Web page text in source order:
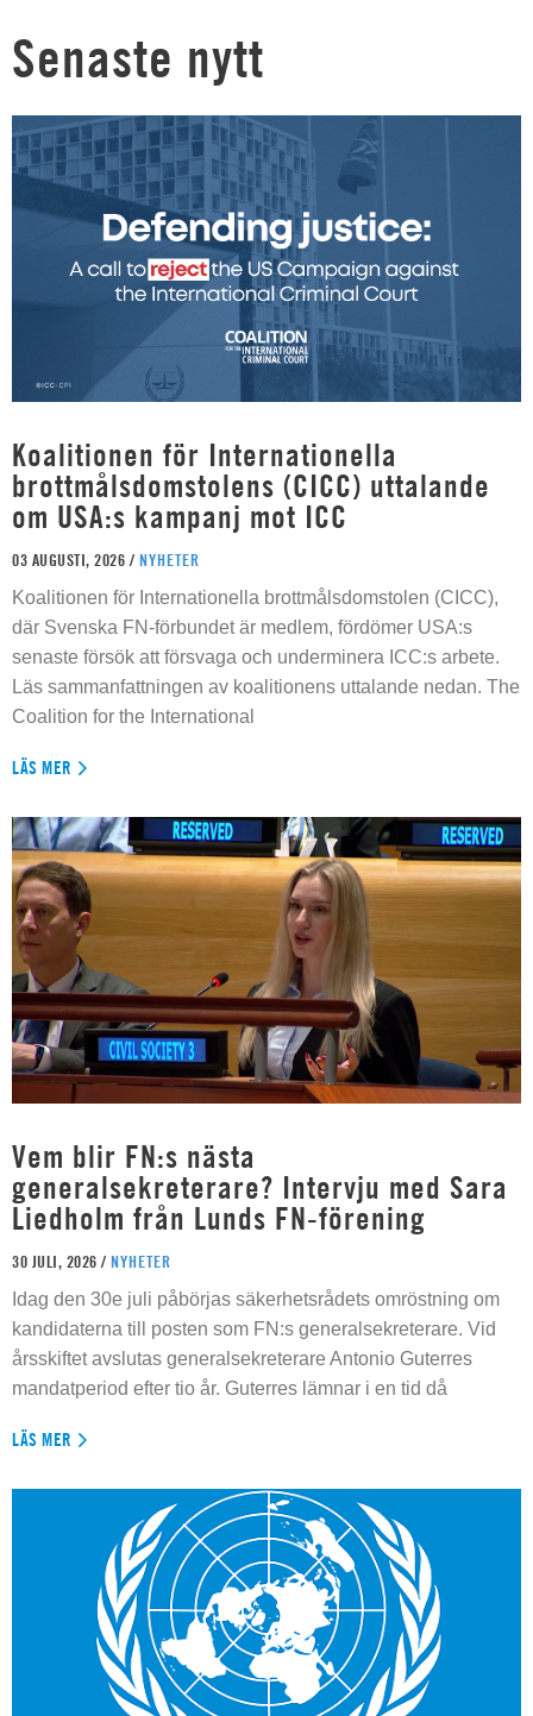
Senaste nytt
Koalitionen för Internationella
brottmålsdomstolens (CICC) uttalande
om USA:s kampanj mot ICC
03 AUGUSTI, 2026 / NYHETER
Koalitionen för Internationella brottmålsdomstolen (CICC),
där Svenska FN-förbundet är medlem, fördömer USA:s
senaste försök att försvaga och underminera ICC:s arbete.
Läs sammanfattningen av koalitionens uttalande nedan. The
Coalition for the International
LÄS MER
Vem blir FN:s nästa
generalsekreterare? Intervju med Sara
Liedholm från Lunds FN-förening
30 JULI, 2026 / NYHETER
Idag den 30e juli påbörjas säkerhetsrådets omröstning om
kandidaterna till posten som FN:s generalsekreterare. Vid
årsskiftet avslutas generalsekreterare Antonio Guterres
mandatperiod efter tio år. Guterres lämnar i en tid då
LÄS MER